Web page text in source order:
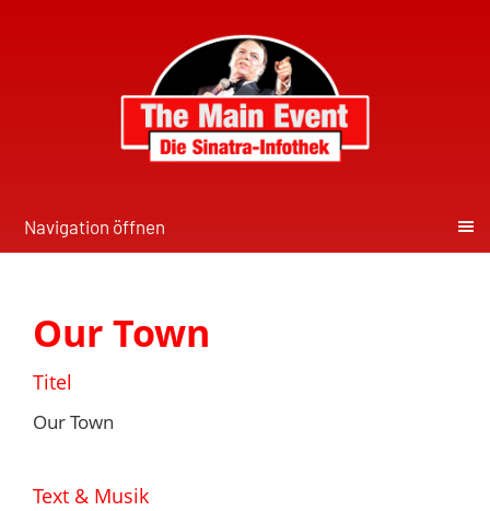
Navigation öffnen
Our Town
Titel
Our Town
Text & Musik